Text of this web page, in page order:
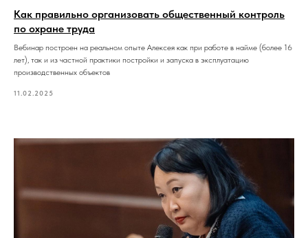
Как правильно организовать общественный контроль
по охране труда
Вебинар построен на реальном опыте Алексея как при работе в найме (более 16
лет), так и из частной практики постройки и запуска в эксплуатацию
производственных объектов
11.02.2025